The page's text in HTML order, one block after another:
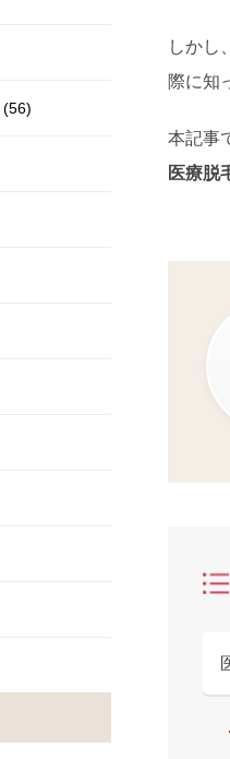
しかし
際に知
本記事
医療脱
(56)